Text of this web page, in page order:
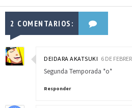
2 COMENTARIOS:
DEIDARA AKATSUKI 6 DE
Segunda Temporada *o*
Responder